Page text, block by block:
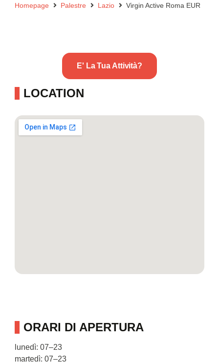
Homepage Palestre Lazio Virgin Active Roma EUR
E' La Tua Attività?
LOCATION
ORARI DI APERTURA
lunedì: 07–23
martedì: 07–23